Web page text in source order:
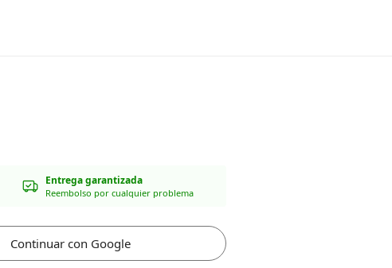
Entrega garantizada
Reembolso por cualquier problema
Continuar con Google